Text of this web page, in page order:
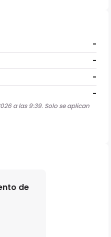
-
-
-
-
a las 9:39. Solo se aplican
de